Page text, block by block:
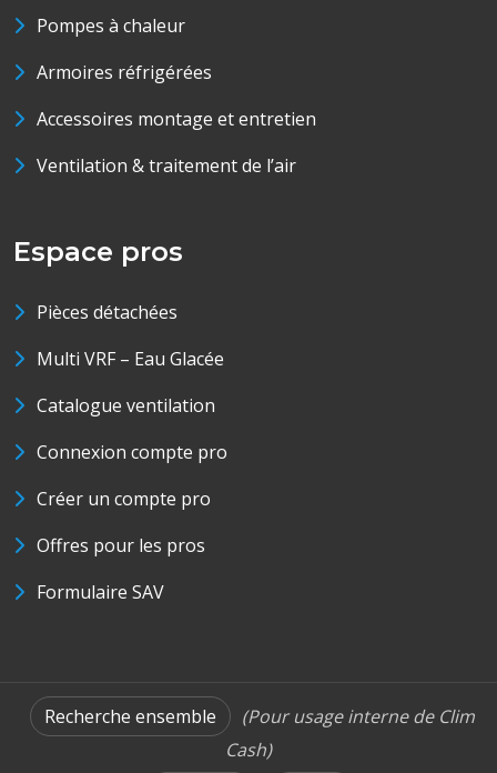
Pompes à chaleur
Armoires réfrigérées
Accessoires montage et entretien
Ventilation & traitement de l’air
Espace pros
Pièces détachées
Multi VRF – Eau Glacée
Catalogue ventilation
Connexion compte pro
Créer un compte pro
Offres pour les pros
Formulaire SAV
Recherche ensemble
(Pour usage interne de Clim
Cash)